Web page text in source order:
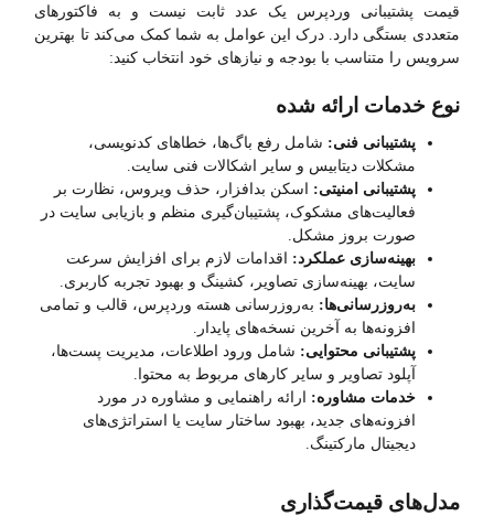
قیمت پشتیبانی وردپرس یک عدد ثابت نیست و به فاکتورهای
متعددی بستگی دارد. درک این عوامل به شما کمک می‌کند تا بهترین
سرویس را متناسب با بودجه و نیازهای خود انتخاب کنید:
نوع خدمات ارائه شده
پشتیبانی فنی: شامل رفع باگ‌ها، خطاهای کدنویسی،
مشکلات دیتابیس و سایر اشکالات فنی سایت.
پشتیبانی امنیتی: اسکن بدافزار، حذف ویروس، نظارت بر
فعالیت‌های مشکوک، پشتیبان‌گیری منظم و بازیابی سایت در
صورت بروز مشکل.
بهینه‌سازی عملکرد: اقدامات لازم برای افزایش سرعت
سایت، بهینه‌سازی تصاویر، کشینگ و بهبود تجربه کاربری.
به‌روزرسانی‌ها: به‌روزرسانی هسته وردپرس، قالب و تمامی
افزونه‌ها به آخرین نسخه‌های پایدار.
پشتیبانی محتوایی: شامل ورود اطلاعات، مدیریت پست‌ها،
آپلود تصاویر و سایر کارهای مربوط به محتوا.
خدمات مشاوره: ارائه راهنمایی و مشاوره در مورد
افزونه‌های جدید، بهبود ساختار سایت یا استراتژی‌های
دیجیتال مارکتینگ.
مدل‌های قیمت‌گذاری